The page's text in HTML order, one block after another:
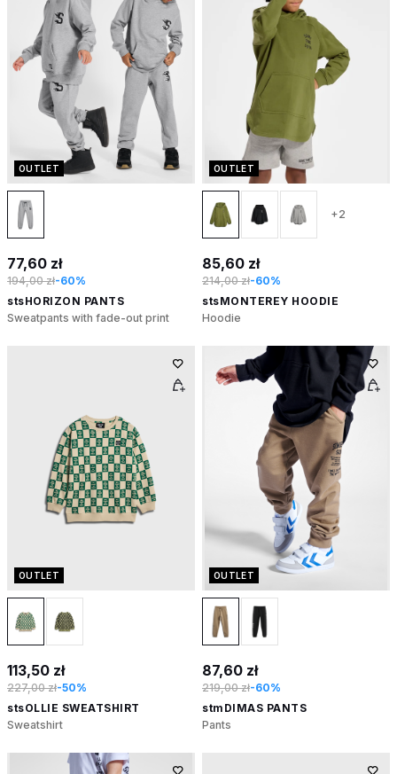
OUTLET
77,60 zł
194,00 zł-60%
stsHORIZON PANTS
Sweatpants with fade-out print
OUTLET
+2
85,60 zł
214,00 zł-60%
stsMONTEREY HOODIE
Hoodie
OUTLET
113,50 zł
227,00 zł-50%
stsOLLIE SWEATSHIRT
Sweatshirt
OUTLET
87,60 zł
219,00 zł-60%
stmDIMAS PANTS
Pants